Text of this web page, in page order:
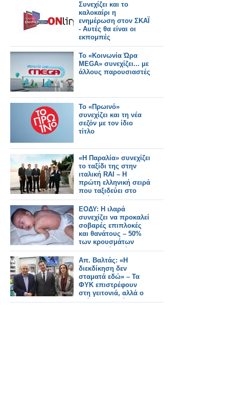
Συνεχίζει και το
καλοκαίρι η
ενημέρωση στον ΣΚΑΪ
- Αυτές θα είναι οι
εκπομπές
Το «Κοινωνία Ώρα
MEGA» συνεχίζει... με
άλλους παρουσιαστές
Το «Πρωινό»
συνεχίζει και τη νέα
σεζόν με τον ίδιο
τίτλο
«Η Παραλία» συνεχίζει
το ταξίδι της στην
ιταλική RAI – Η
πρώτη ελληνική σειρά
που ταξιδεύει στο
εξωτερικό
ΕΟΔΥ: Η ιλαρά
συνεχίζει να προκαλεί
σοβαρές επιπλοκές
και θανάτους – 50%
των κρουσμάτων
στην Ελλάδα είναι
ενδημικά
Απ. Βαλτάς: «Η
διεκδίκηση δεν
σταματά εδώ» – Τα
ΦΥΚ επιστρέφουν
στη γειτονιά, αλλά ο
κλάδος συνεχίζει με